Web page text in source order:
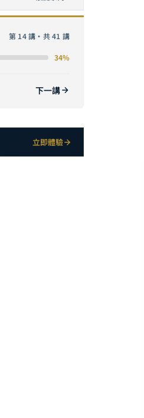
第 14 講・共 41 講
34%
下一講
立即體驗